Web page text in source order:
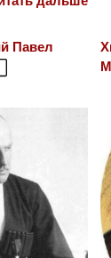
Павел